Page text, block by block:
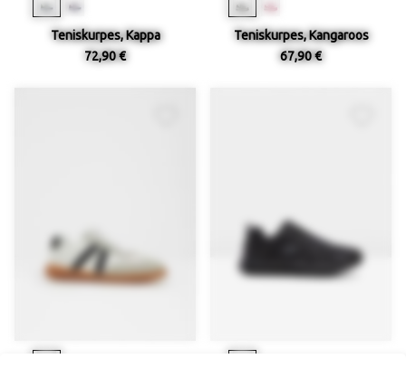
Teniskurpes, Kappa
72,90 €
Teniskurpes, Kangaroos
67,90 €